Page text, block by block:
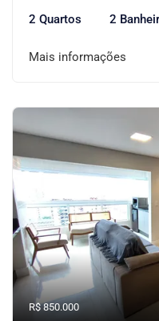
2 Quartos 2
Mais informações
R$ 850.000